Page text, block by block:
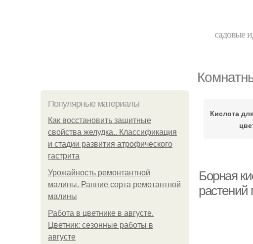
садовые
Популярные материалы
Как восстановить защитные
свойства желудка.. Классификация
и стадии развития атрофического
гастрита
Урожайность ремонтантной
малины. Ранние сорта ремотантной
малины
Работа в цветнике в августе.
Цветник: сезонные работы в
августе
Кислота
Борная
растений